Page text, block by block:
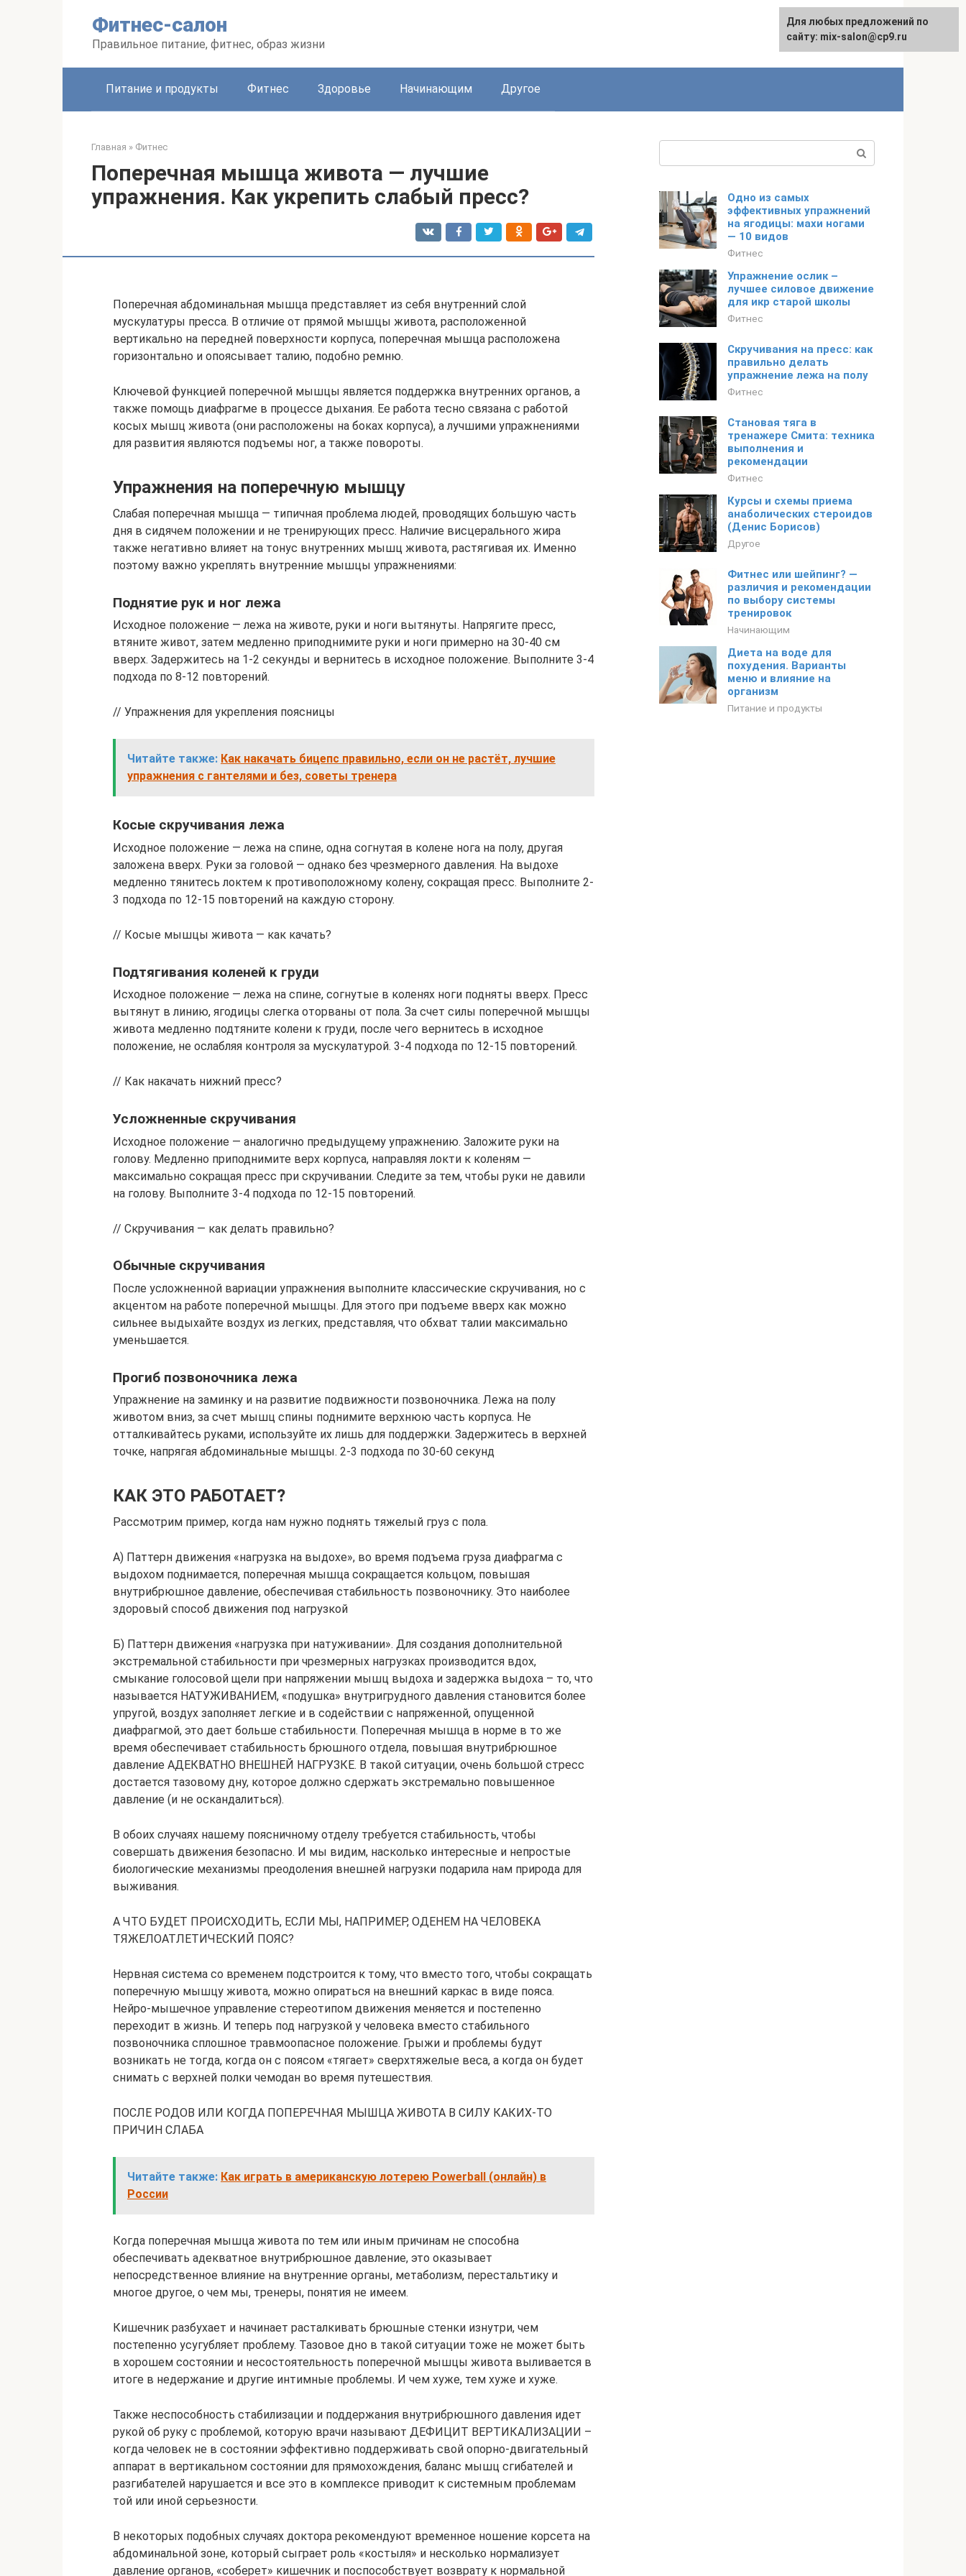
Фитнес-салон
Правильное питание, фитнес, образ жизни
Питание и продукты Фитнес Здоровье Начинающим Другое
Главная » Фитнес
Поперечная мышца живота — лучшие
упражнения. Как укрепить слабый пресс?
Поперечная абдоминальная мышца представляет из себя внутренний слой
мускулатуры пресса. В отличие от прямой мышцы живота, расположенной
вертикально на передней поверхности корпуса, поперечная мышца расположена
горизонтально и опоясывает талию, подобно ремню.
Ключевой функцией поперечной мышцы является поддержка внутренних органов, а
также помощь диафрагме в процессе дыхания. Ее работа тесно связана с работой
косых мышц живота (они расположены на боках корпуса), а лучшими упражнениями
для развития являются подъемы ног, а также повороты.
Упражнения на поперечную мышцу
Слабая поперечная мышца — типичная проблема людей, проводящих большую часть
дня в сидячем положении и не тренирующих пресс. Наличие висцерального жира
также негативно влияет на тонус внутренних мышц живота, растягивая их. Именно
поэтому важно укреплять внутренние мышцы упражнениями:
Поднятие рук и ног лежа
Исходное положение — лежа на животе, руки и ноги вытянуты. Напрягите пресс,
втяните живот, затем медленно приподнимите руки и ноги примерно на 30-40 см
вверх. Задержитесь на 1-2 секунды и вернитесь в исходное положение. Выполните 3-4
подхода по 8-12 повторений.
// Упражнения для укрепления поясницы
Читайте также: Как накачать бицепс правильно, если он не растёт, лучшие
упражнения с гантелями и без, советы тренера
Косые скручивания лежа
Исходное положение — лежа на спине, одна согнутая в колене нога на полу, другая
заложена вверх. Руки за головой — однако без чрезмерного давления. На выдохе
медленно тянитесь локтем к противоположному колену, сокращая пресс. Выполните 2-
3 подхода по 12-15 повторений на каждую сторону.
// Косые мышцы живота — как качать?
Подтягивания коленей к груди
Исходное положение — лежа на спине, согнутые в коленях ноги подняты вверх. Пресс
вытянут в линию, ягодицы слегка оторваны от пола. За счет силы поперечной мышцы
живота медленно подтяните колени к груди, после чего вернитесь в исходное
положение, не ослабляя контроля за мускулатурой. 3-4 подхода по 12-15 повторений.
// Как накачать нижний пресс?
Усложненные скручивания
Исходное положение — аналогично предыдущему упражнению. Заложите руки на
голову. Медленно приподнимите верх корпуса, направляя локти к коленям —
максимально сокращая пресс при скручивании. Следите за тем, чтобы руки не давили
на голову. Выполните 3-4 подхода по 12-15 повторений.
// Скручивания — как делать правильно?
Обычные скручивания
После усложненной вариации упражнения выполните классические скручивания, но с
акцентом на работе поперечной мышцы. Для этого при подъеме вверх как можно
сильнее выдыхайте воздух из легких, представляя, что обхват талии максимально
уменьшается.
Прогиб позвоночника лежа
Упражнение на заминку и на развитие подвижности позвоночника. Лежа на полу
животом вниз, за счет мышц спины поднимите верхнюю часть корпуса. Не
отталкивайтесь руками, используйте их лишь для поддержки. Задержитесь в верхней
точке, напрягая абдоминальные мышцы. 2-3 подхода по 30-60 секунд
КАК ЭТО РАБОТАЕТ?
Рассмотрим пример, когда нам нужно поднять тяжелый груз с пола.
А) Паттерн движения «нагрузка на выдохе», во время подъема груза диафрагма с
выдохом поднимается, поперечная мышца сокращается кольцом, повышая
внутрибрюшное давление, обеспечивая стабильность позвоночнику. Это наиболее
здоровый способ движения под нагрузкой
Б) Паттерн движения «нагрузка при натуживании». Для создания дополнительной
экстремальной стабильности при чрезмерных нагрузках производится вдох,
смыкание голосовой щели при напряжении мышц выдоха и задержка выдоха – то, что
называется НАТУЖИВАНИЕМ, «подушка» внутригрудного давления становится более
упругой, воздух заполняет легкие и в содействии с напряженной, опущенной
диафрагмой, это дает больше стабильности. Поперечная мышца в норме в то же
время обеспечивает стабильность брюшного отдела, повышая внутрибрюшное
давление АДЕКВАТНО ВНЕШНЕЙ НАГРУЗКЕ. В такой ситуации, очень большой стресс
достается тазовому дну, которое должно сдержать экстремально повышенное
давление (и не оскандалиться).
В обоих случаях нашему поясничному отделу требуется стабильность, чтобы
совершать движения безопасно. И мы видим, насколько интересные и непростые
биологические механизмы преодоления внешней нагрузки подарила нам природа для
выживания.
А ЧТО БУДЕТ ПРОИСХОДИТЬ, ЕСЛИ МЫ, НАПРИМЕР, ОДЕНЕМ НА ЧЕЛОВЕКА
ТЯЖЕЛОАТЛЕТИЧЕСКИЙ ПОЯС?
Нервная система со временем подстроится к тому, что вместо того, чтобы сокращать
поперечную мышцу живота, можно опираться на внешний каркас в виде пояса.
Нейро-мышечное управление стереотипом движения меняется и постепенно
переходит в жизнь. И теперь под нагрузкой у человека вместо стабильного
позвоночника сплошное травмоопасное положение. Грыжи и проблемы будут
возникать не тогда, когда он с поясом «тягает» сверхтяжелые веса, а когда он будет
снимать с верхней полки чемодан во время путешествия.
ПОСЛЕ РОДОВ ИЛИ КОГДА ПОПЕРЕЧНАЯ МЫШЦА ЖИВОТА В СИЛУ КАКИХ-ТО
ПРИЧИН СЛАБА
Читайте также: Как играть в американскую лотерею Powerball (онлайн) в
России
Когда поперечная мышца живота по тем или иным причинам не способна
обеспечивать адекватное внутрибрюшное давление, это оказывает
непосредственное влияние на внутренние органы, метаболизм, перестальтику и
многое другое, о чем мы, тренеры, понятия не имеем.
Кишечник разбухает и начинает расталкивать брюшные стенки изнутри, чем
постепенно усугубляет проблему. Тазовое дно в такой ситуации тоже не может быть
в хорошем состоянии и несостоятельность поперечной мышцы живота выливается в
итоге в недержание и другие интимные проблемы. И чем хуже, тем хуже и хуже.
Также неспособность стабилизации и поддержания внутрибрюшного давления идет
рукой об руку с проблемой, которую врачи называют ДЕФИЦИТ ВЕРТИКАЛИЗАЦИИ –
когда человек не в состоянии эффективно поддерживать свой опорно-двигательный
аппарат в вертикальном состоянии для прямохождения, баланс мышц сгибателей и
разгибателей нарушается и все это в комплексе приводит к системным проблемам
той или иной серьезности.
В некоторых подобных случаях доктора рекомендуют временное ношение корсета на
абдоминальной зоне, который сыграет роль «костыля» и несколько нормализует
давление органов, «соберет» кишечник и поспособствует возврату к нормальной
Одно из самых
эффективных упражнений
на ягодицы: махи ногами
— 10 видов
Фитнес
Упражнение ослик –
лучшее силовое движение
для икр старой школы
Фитнес
Скручивания на пресс: как
правильно делать
упражнение лежа на полу
Фитнес
Становая тяга в
тренажере Смита: техника
выполнения и
рекомендации
Фитнес
Курсы и схемы приема
анаболических стероидов
(Денис Борисов)
Другое
Фитнес или шейпинг? —
различия и рекомендации
по выбору системы
тренировок
Начинающим
Диета на воде для
похудения. Варианты
меню и влияние на
организм
Питание и продукты
Для любых предложений по
сайту: mix-salon@cp9.ru